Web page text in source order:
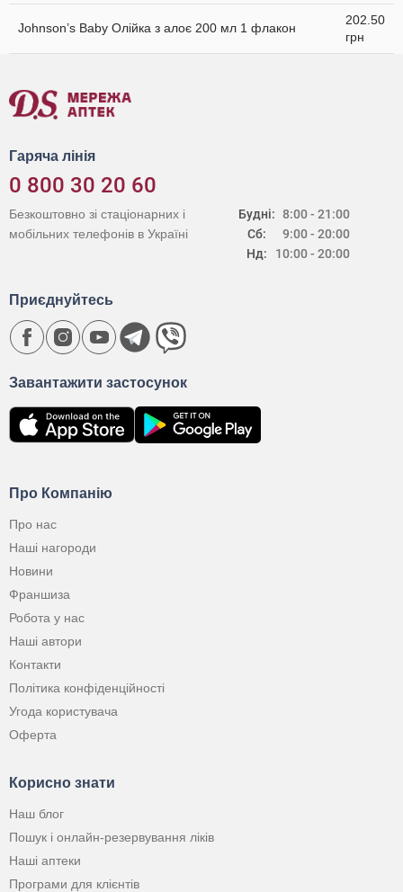
Johnson’s Baby Олійка з алоє 200 мл 1 флакон
202.50
грн
Гаряча лінія
0 800 30 20 60
Будні:
Сб:
Нд:
8:00 - 21:00
9:00 - 20:00
10:00 - 20:00
Безкоштовно зі стаціонарних і
мобільних телефонів в Україні
Про Компанію
Про нас
Наші нагороди
Новини
Франшиза
Робота у нас
Наші автори
Контакти
Політика конфіденційності
Угода користувача
Оферта
Корисно знати
Наш блог
Пошук і онлайн-резервування ліків
Наші аптеки
Програми для клієнтів
Завантажити застосунок
Приєднуйтесь